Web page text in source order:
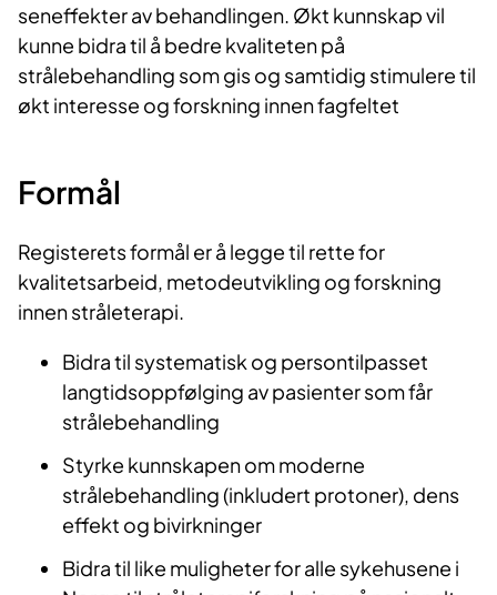
seneffekter av behandlingen. Økt kunnskap vil
kunne bidra til å bedre kvaliteten på
strålebehandling som gis og samtidig stimulere til
økt interesse og forskning innen fagfeltet
Formål
Registerets formål er å legge til rette for
kvalitetsarbeid, metodeutvikling og forskning
innen stråleterapi.
Bidra til systematisk og persontilpasset
langtidsoppfølging av pasienter som får
strålebehandling
Styrke kunnskapen om moderne
strålebehandling (inkludert protoner), dens
effekt og bivirkninger
Bidra til like muligheter for alle sykehusene i